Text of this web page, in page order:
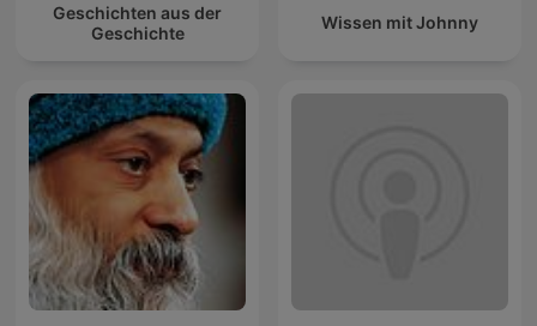
Geschichten aus der
Geschichte
Wissen mit Johnny